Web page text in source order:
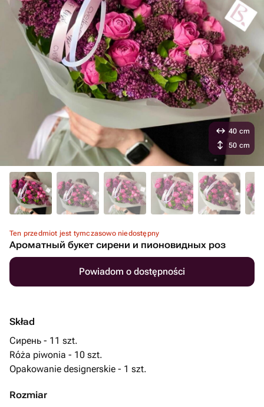
Ten przedmiot jest tymczasowo niedostępny
Ароматный букет сирени и пионовидных роз
Powiadom o dostępności
Skład
Сирень - 11 szt.
Róża piwonia - 10 szt.
Opakowanie designerskie - 1 szt.
Rozmiar
40 cm
50 cm